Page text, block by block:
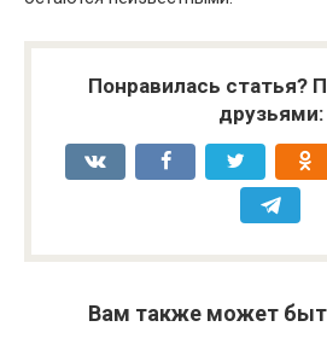
Понравилась статья?
друзьями:
Вам также может